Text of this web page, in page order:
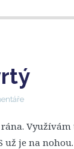
už je na